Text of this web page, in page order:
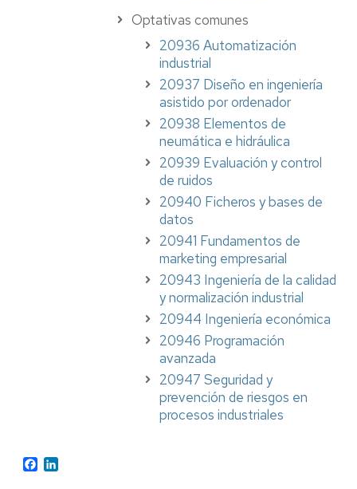
Optativas comunes
20936 Automatización
industrial
20937 Diseño en ingeniería
asistido por ordenador
20938 Elementos de
neumática e hidráulica
20939 Evaluación y control
de ruidos
20940 Ficheros y bases de
datos
20941 Fundamentos de
marketing empresarial
20943 Ingeniería de la calidad
y normalización industrial
20944 Ingeniería económica
20946 Programación
avanzada
20947 Seguridad y
prevención de riesgos en
procesos industriales
Facebook